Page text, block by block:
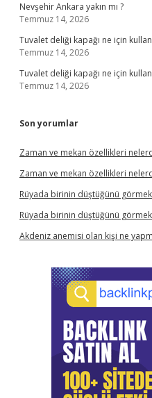
Nevşehir Ankara yakın mı ?
Temmuz 14, 2026
Tuvalet deliği kapağı ne için
Temmuz 14, 2026
Tuvalet deliği kapağı ne için
Temmuz 14, 2026
Son yorumlar
Zaman ve mekan özellikleri
Zaman ve mekan özellikleri
Rüyada birinin düştüğünü
Rüyada birinin düştüğünü
Akdeniz anemisi olan kişi ne